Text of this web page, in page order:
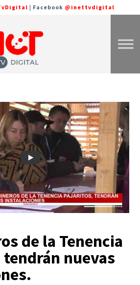
| Facebook @inettvdigital
de la Tenencia
nuevas